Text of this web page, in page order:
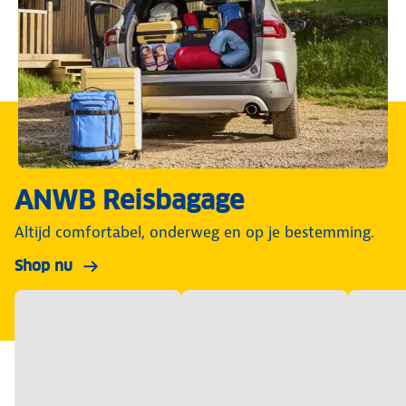
ANWB Reisbagage
Altijd comfortabel, onderweg en op je bestemming.
Shop nu